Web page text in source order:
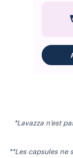
*Lavazza n’est
**Les capsules ne